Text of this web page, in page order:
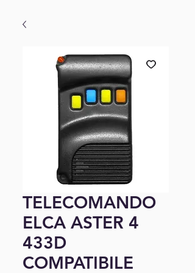
TELECOMANDO
ELCA ASTER 4
433D
COMPATIBILE